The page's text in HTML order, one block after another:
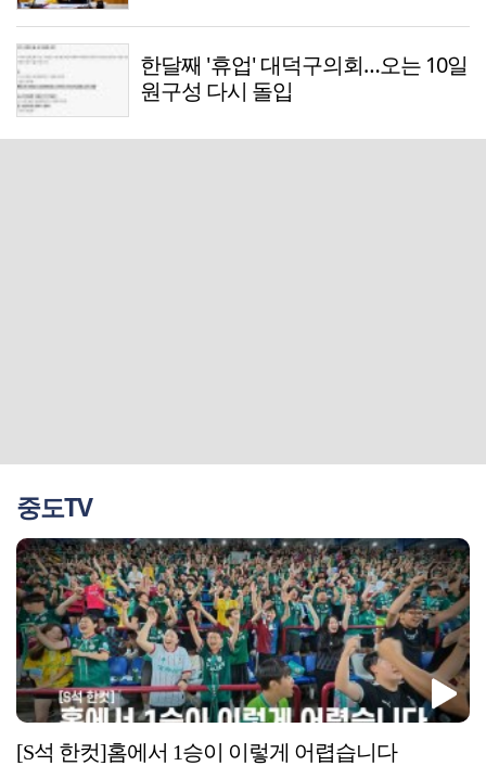
한달째 '휴업' 대덕구의회…오는 10일
원구성 다시 돌입
중도TV
[S석 한컷]홈에서 1승이 이렇게 어렵습니다